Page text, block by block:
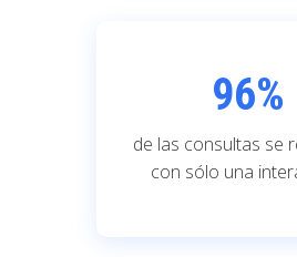
96%
de las consultas se
con sólo una